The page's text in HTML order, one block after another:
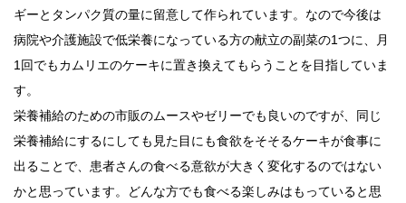
ギーとタンパク質の量に留意して作られています。なので今後は
病院や介護施設で低栄養になっている方の献立の副菜の1つに、月
1回でもカムリエのケーキに置き換えてもらうことを目指していま
す。
栄養補給のための市販のムースやゼリーでも良いのですが、同じ
栄養補給にするにしても見た目にも食欲をそそるケーキが食事に
出ることで、患者さんの食べる意欲が大きく変化するのではない
かと思っています。どんな方でも食べる楽しみはもっていると思